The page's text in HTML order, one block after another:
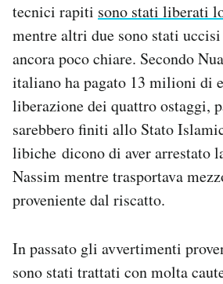
tecnici rapiti sono stati liberati
mentre altri due sono stati
ancora poco chiare. Secondo
italiano ha pagato 13 milioni di
liberazione dei quattro ostaggi,
sarebbero finiti allo Stato
libiche dicono di aver arrestato
Nassim mentre trasportava
proveniente dal riscatto.
In passato gli avvertimenti
sono stati trattati con molta